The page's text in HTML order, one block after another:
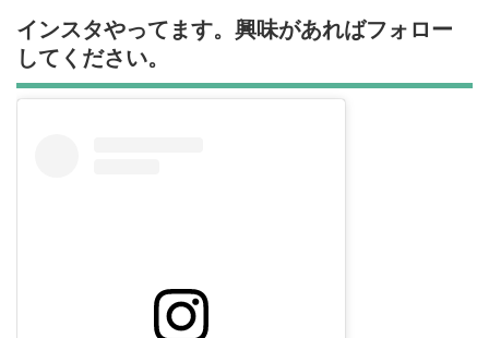
インスタやってます。興味があればフォロー
してください。